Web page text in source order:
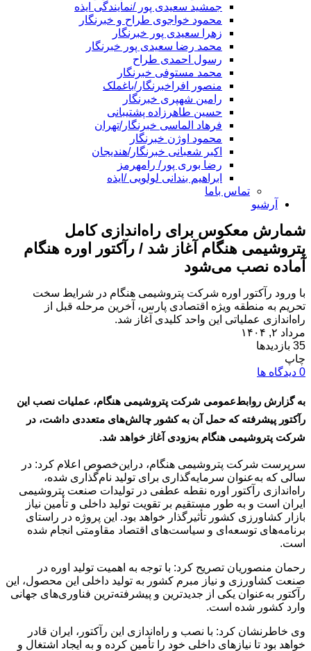
جمشید سعیدی پور /نمایندگی ایذه
محمود خواجوی طراح و خبرنگار
زهرا سعیدی پور خبرنگار
محمد رضا سعیدی پور خبرنگار
رسول احمدی طراح
محمد مستوفی خبرنگار
منصور افراخبرنگار/باغملک
رامین شهپری خبرنگار
حسین طاهرزاده پشتیبانی
فرهاد الماسی خبرنگار/تهران
محمود اوژن خبرنگار
اکبر شعبانی خبرنگار/هندیجان
رضا بوری پور/ رامهرمز
ابراهیم بندانی لولویی /ایذه
تماس باما
آرشیو
شمارش معکوس برای راه‌اندازی کامل
پتروشیمی هنگام آغاز شد / رآکتور اوره هنگام
آماده نصب می‌شود
با ورود رآکتور اوره شرکت پتروشیمی هنگام در شرایط سخت
تحریم به منطقه ویژه اقتصادی پارس، آخرین مرحله قبل از
راه‌اندازی عملیاتی این واحد کلیدی آغاز شد.
مرداد ۲, ۱۴۰۴
35 بازدیدها
چاپ
0 دیدگاه ها
به گزارش روابط‌عمومی شرکت پتروشیمی هنگام، عملیات نصب این
رآکتور پیشرفته که حمل آن به کشور چالش‌های متعددی داشت، در
شرکت پتروشیمی هنگام به‌زودی آغاز خواهد شد.
سرپرست شرکت پتروشیمی هنگام، دراین‌خصوص اعلام کرد: در
سالی که به‌عنوان سرمایه‌گذاری برای تولید نام‌گذاری شده،
راه‌اندازی رآکتور اوره نقطه عطفی در تولیدات صنعت پتروشیمی
ایران است و به طور مستقیم بر تقویت تولید داخلی و تأمین نیاز
بازار کشاورزی کشور تأثیرگذار خواهد بود. این پروژه در راستای
برنامه‌های توسعه‌ای و سیاست‌های اقتصاد مقاومتی انجام شده
است.
رحمان منصوریان تصریح کرد: با توجه به اهمیت تولید اوره در
صنعت کشاورزی و نیاز مبرم کشور به تولید داخلی این محصول، این
رآکتور به‌عنوان یکی از جدیدترین و پیشرفته‌ترین فناوری‌های جهانی
وارد کشور شده است.
وی خاطرنشان کرد: با نصب و راه‌اندازی این رآکتور، ایران قادر
خواهد بود تا نیازهای داخلی خود را تأمین کرده و به ایجاد اشتغال و